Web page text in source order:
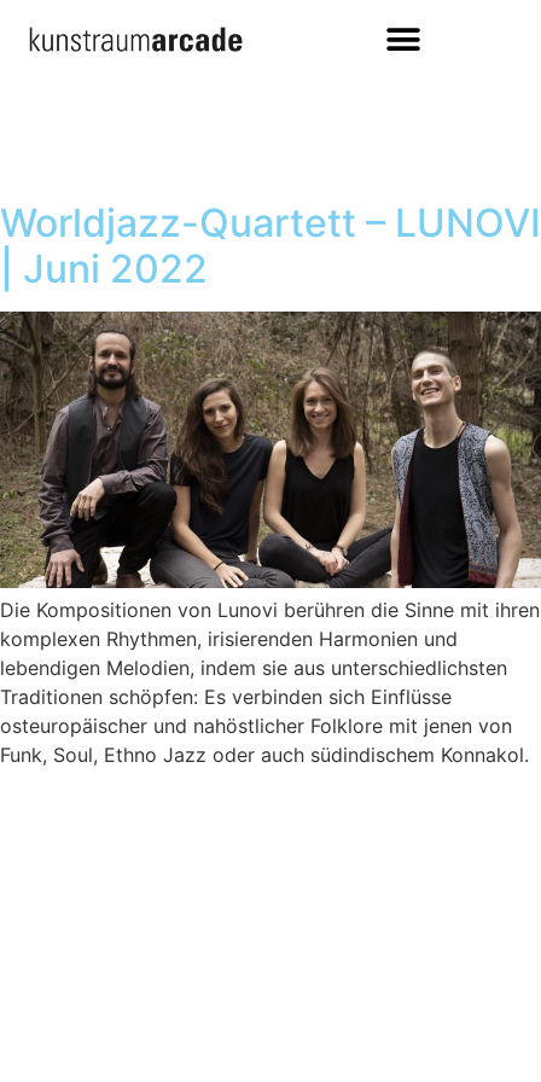
Worldjazz-Quartett – LUNOVI
| Juni 2022
Die Kompositionen von Lunovi berühren die Sinne mit ihren
komplexen Rhythmen, irisierenden Harmonien und
lebendigen Melodien, indem sie aus unterschiedlichsten
Traditionen schöpfen: Es verbinden sich Einflüsse
osteuropäischer und nahöstlicher Folklore mit jenen von
Funk, Soul, Ethno Jazz oder auch südindischem Konnakol.